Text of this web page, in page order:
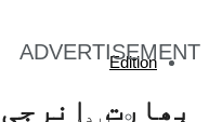
Edition
اردو
ADVERTISEMENT
بھارت